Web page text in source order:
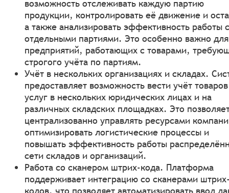
возможность отслеживать каждую партию
продукции, контролировать её движение и
а также анализировать эффективность работы с
отдельными партиями. Это особенно важно для
предприятий, работающих с товарами,
строгого учёта по партиям.
Учёт в нескольких организациях и складах.
предоставляет возможность вести учёт
услуг в нескольких юридических лицах и на
различных складских площадках. Это
централизованно управлять ресурсами
оптимизировать логистические процессы и
повышать эффективность работы
сети складов и организаций.
Работа со сканером штрих-кода. Платформа
поддерживает интеграцию со сканерами
кодов, что позволяет автоматизировать ввод